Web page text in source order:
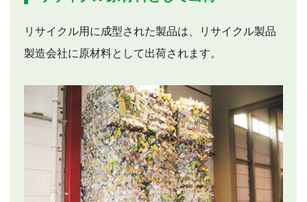
リサイクル用に成型された製品は、リサイクル製品
製造会社に原材料として出荷されます。